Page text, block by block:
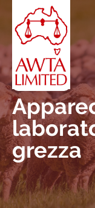
Vai al contenuto
grezza